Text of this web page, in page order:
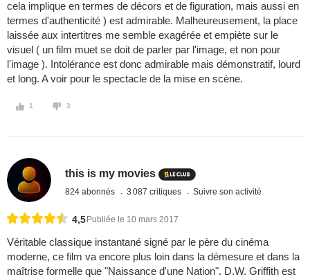
cela implique en termes de décors et de figuration, mais aussi en
termes d'authenticité ) est admirable. Malheureusement, la place
laissée aux intertitres me semble exagérée et empiète sur le
visuel ( un film muet se doit de parler par l'image, et non pour
l'image ). Intolérance est donc admirable mais démonstratif, lourd
et long. A voir pour le spectacle de la mise en scène.
1 3
this is my movies
824 abonnés 3 087 critiques Suivre son activité
4,5 Publiée le 10 mars 2017
Véritable classique instantané signé par le père du cinéma
moderne, ce film va encore plus loin dans la démesure et dans la
maîtrise formelle que "Naissance d'une Nation". D.W. Griffith est